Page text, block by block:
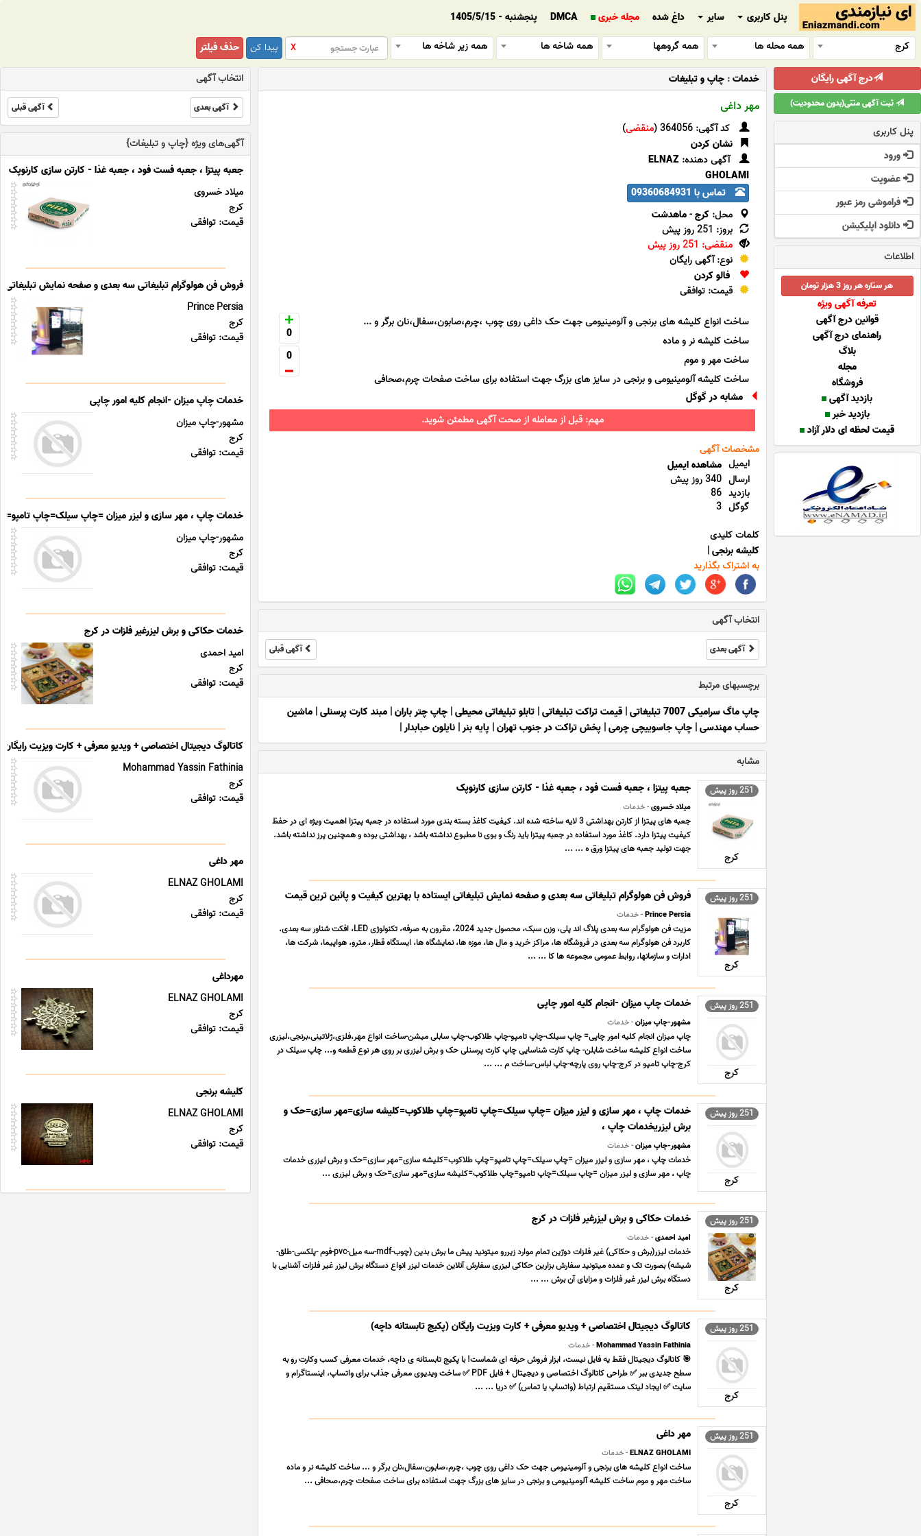
پنل کاربری سایر داغ شده مجله خبری DMCA
پنجشنبه - 1405/5/15
کرج
همه محله ها همه گروهها همه شاخه ها همه زیر شاخه ها X پیدا کن
حذف فیلتر
خدمات:چاپ و تبلیغات
مهر داغی
کد آگهی: 364056 ( منقضی)
نشان کردن
آگهی دهنده:ELNAZ
GHOLAMI
تماس با 09360684931
محل: کرج-ماهدشت
بروز: 251 روز پیش
منقضی: 251 روز پیش
نوع: آگهی رایگان
فالو کردن
قیمت: توافقی
0
0
ساخت انواع کلیشه های برنجی و آلومینیومی جهت حک داغی روی چوب ،چرم،صابون،سفال،نان برگر و ...
ساخت کلیشه نر و ماده
ساخت مهر و موم
ساخت کلیشه آلومینیومی و برنجی در سایز های بزرگ جهت استفاده برای ساخت صفحات چرم،صحافی
مشابه در گوگل
مهم: قبل از معامله از صحت آگهی مطمئن شوید.
مشخصات آگهی
ایمیل مشاهده ایمیل
ارسال 340 روز پیش
بازدید 86
گوگل 3
کلمات کلیدی
کلیشه برنجی|
به اشتراک بگذارید
انتخاب آگهی
آگهی بعدی آگهی قبلی
برچسبهای مرتبط
چاپ ماگ سرامیکی 7007 تبلیغاتی
|قیمت تراکت تبلیغاتی|تابلو تبلیغاتی محیطی|چاپ چتر باران|مبند کارت پرسنلی|ماشین
حساب مهندسی|چاپ جاسوییچی چرمی|پخش تراکت در جنوب تهران|پایه بنر|نایلون حبابدار|
مشابه
251 روز پیش
کرج
جعبه پیتزا ، جعبه فست فود ، جعبه غذا - کارتن سازی کارنوپک
میلاد خسروی- خدمات
جعبه های پیتزا از کارتن بهداشتی 3 لایه ساخته شده اند. کیفیت کاغذ بسته بندی مورد استفاده در جعبه پیتزا اهمیت ویژه ای در حفظ
کیفیت پیتزا دارد. کاغذ مورد استفاده در جعبه پیتزا باید رنگ و بوی نا مطبوع نداشته باشد ، بهداشتی بوده و همچنین پرز نداشته باشد.
جهت تولید جعبه های پیتزا ورق ه ... ...
251 روز پیش
کرج
فروش فن هولوگرام تبلیغاتی سه بعدی و صفحه نمایش تبلیغاتی ایستاده با بهترین کیفیت و پائین ترین قیمت
Prince Persia- خدمات
مزیت فن هولوگرام سه بعدی پلاگ اند پلی، وزن سبک، محصول جدید 2024، مقرون به صرفه، تکنولوژی LED، افکت شناور سه بعدی.
کاربرد فن هولوگرام سه بعدی در فروشگاه ها، مراکز خرید و مال ها، موزه ها، نمایشگاه ها، ایستگاه قطار، مترو، هواپیما، شرکت ها،
ادارات و سازمانها، روابط عمومی مجموعه ها کا ... ...
251 روز پیش
کرج
خدمات چاپ میزان -انجام کلیه امور چاپی
مشهور-چاپ میزان- خدمات
چاپ میزان انجام کلیه امور چاپی= چاپ سیلک-چاپ تامپو-چاپ طلاکوب-چاپ سابلی میشن-ساخت انواع مهر،فلزی،ژلاتینی،برنجی،لیزری
ساخت انواع کلیشه ساخت شابلن- چاپ کارت شناسایی چاپ کارت پرسنلی حک و برش لیزری بر روی هر نوع قطعه و... چاپ سیلک در
کرج-چاپ تامپو در کرج-چاپ روی پارچه-چاپ لباس-ساخت م ... ...
251 روز پیش
کرج
خدمات چاپ ، مهر سازی و لیزر میزان =چاپ سیلک=چاپ تامپو=چاپ طلاکوب=کلیشه سازی=مهر سازی=حک و
برش لیزریخدمات چاپ ،
مشهور-چاپ میزان- خدمات
خدمات چاپ ، مهر سازی و لیزر میزان =چاپ سیلک=چاپ تامپو=چاپ طلاکوب=کلیشه سازی=مهر سازی=حک و برش لیزری خدمات
چاپ ، مهر سازی و لیزر میزان =چاپ سیلک=چاپ تامپو=چاپ طلاکوب=کلیشه سازی=مهر سازی=حک و برش لیزری ...
251 روز پیش
کرج
خدمات حکاکی و برش لیزرغیر فلزات در کرج
امید احمدی- خدمات
خدمات لیزر(برش و حکاکی) غیر فلزات دورّین تمام موارد زیررو میتونید پیش ما برش بدین (چوب-mdf-سه میل-pvc-فوم -پلکسی-طلق-
شیشه) بصورت تک و عمده میتونید سفارش بزارین حکاکی لیزری سفارش آنلاین خدمات لیزر انواع دستگاه برش لیزر غیر فلزات آشنایی با
دستگاه برش لیزر غیر فلزات و مزایای آن برش ... ...
251 روز پیش
کرج
کاتالوگ دیجیتال اختصاصی + ویدیو معرفی + کارت ویزیت رایگان (پکیج تابستانه داچه)
Mohammad Yassin Fathinia- خدمات
🎯 کاتالوگ دیجیتال فقط یه فایل نیست، ابزار فروش حرفه ای شماست! با پکیج تابستانه ی داچه، خدمات معرفی کسب وکارت رو به
سطح جدیدی ببر ✅ طراحی کاتالوگ اختصاصی و دیجیتال + فایل PDF ✅ ساخت ویدیوی معرفی جذاب برای واتساپ، اینستاگرام و
سایت ✅ ایجاد لینک مستقیم ارتباط (واتساپ یا تماس) ✅ دریا ... ...
251 روز پیش
کرج
مهر داغی
ELNAZ GHOLAMI- خدمات
ساخت انواع کلیشه های برنجی و آلومینیومی جهت حک داغی روی چوب ،چرم،صابون،سفال،نان برگر و ... ساخت کلیشه نر و ماده
ساخت مهر و موم ساخت کلیشه آلومینیومی و برنجی در سایز های بزرگ جهت استفاده برای ساخت صفحات چرم،صحافی ...
انتخاب آگهی
آگهی بعدی آگهی قبلی
آگهی‌های ویژه {چاپ و تبلیغات}
جعبه پیتزا ، جعبه فست فود ، جعبه غذا - کارتن سازی کارنوپک
میلاد خسروی
کرج
قیمت: توافقی
فروش فن هولوگرام تبلیغاتی سه بعدی و صفحه نمایش تبلیغاتی
Prince Persia
کرج
قیمت: توافقی
خدمات چاپ میزان -انجام کلیه امور چاپی
مشهور-چاپ میزان
کرج
قیمت: توافقی
خدمات چاپ ، مهر سازی و لیزر میزان =چاپ سیلک=چاپ
مشهور-چاپ میزان
کرج
قیمت: توافقی
خدمات حکاکی و برش لیزرغیر فلزات در کرج
امید احمدی
کرج
قیمت: توافقی
کاتالوگ دیجیتال اختصاصی + ویدیو معرفی + کارت ویزیت رایگان
Mohammad Yassin Fathinia
کرج
قیمت: توافقی
مهر داغی
ELNAZ GHOLAMI
کرج
قیمت: توافقی
مهرداغی
ELNAZ GHOLAMI
کرج
قیمت: توافقی
کلیشه برنجی
ELNAZ GHOLAMI
کرج
قیمت: توافقی
درج آگهی رایگان
ثبت آگهی متنی(بدون محدودیت)
پنل کاربری
ورود
عضویت
فراموشی رمز عبور
دانلود اپلیکیشن
اطلاعات
هر ستاره هر روز 3 هزار تومان
تعرفه آگهی ویژه
قوانین درج آگهی
راهنمای درج آگهی
بلاگ
مجله
فروشگاه
بازدید آگهی
بازدید خبر
قیمت لحظه ای دلار آزاد